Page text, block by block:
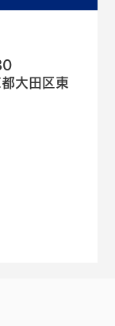
大田区東